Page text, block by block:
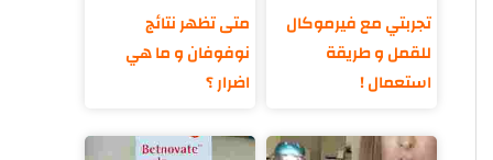
تجربتي مع فيرموكال
للقمل و طريقة
استعمال !
متى تظهر نتائج
نوفوفان و ما هي
اضرار ؟